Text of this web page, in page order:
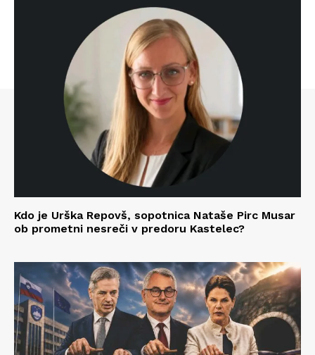
Kdo je Urška Repovš, sopotnica Nataše Pirc Musar
ob prometni nesreči v predoru Kastelec?